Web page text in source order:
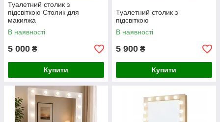
Туалетний столик з
підсвіткою Столик для
макияжа
В наявності
5 000 ₴
Купити
Туалетний столик з
підсвіткою
В наявності
5 900 ₴
Купити